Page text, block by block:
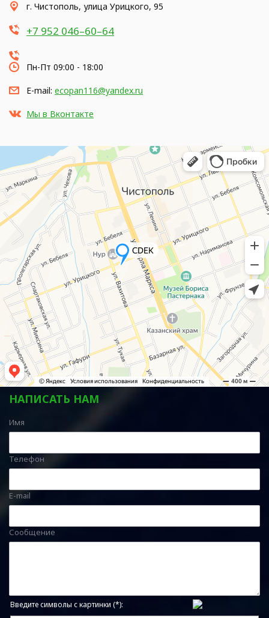
​г. Чистополь, улица Урицкого, 95
+7 952 046–60–64
Пн-Пт 09:00 - 18:00
E-mail: ecopan116@yandex.ru
Мы в Вконтакте
НАПИСАТЬ НАМ
Имя
Телефон
E-mail
Сообщение
Введите символы с картинки (*):